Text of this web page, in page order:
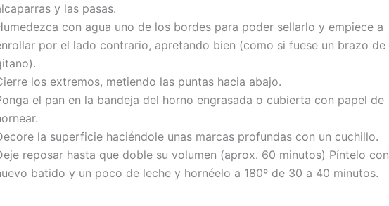
y las pasas.
con agua uno de los bordes para poder sellarlo y empiece a
por el lado contrario, apretando bien (como si fuese un brazo de
los extremos, metiendo las puntas hacia abajo.
el pan en la bandeja del horno engrasada o cubierta con papel de
la superficie haciéndole unas marcas profundas con un cuchillo.
reposar hasta que doble su volumen (aprox. 60 minutos) Píntelo con
batido y un poco de leche y hornéelo a 180º de 30 a 40 minutos.